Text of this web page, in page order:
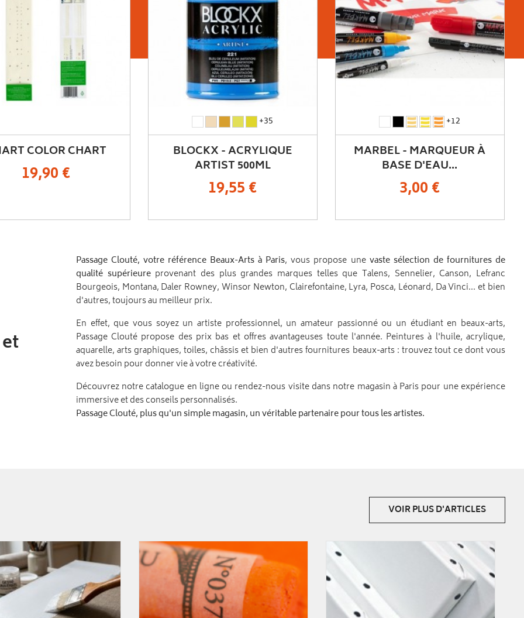
BLOCKX
500ml
Blanc
Titane
BLOCKX
500ml
Ivoire
(65015BXC_1)
BLOCKX
500ml
Jaune
de
Chome
BLOCKX
500ml
Jaune
Blockx
(65716BXC_1)
BLOCKX
500ml
Jaune
Primaire
(65717BXC_1)
- ACRYLIQUE
ARTIST 500ML
19,55 €
BlancNoirPop
Corn
Jaune
Soleil
Mangue
+12
MARBEL - MARQUEUR À
BASE D'EAU...
3,00 €
blanc
de
titane
(
campus
perle
iridescent
campus
)
vieil
or
(
campus
)
or
iridescent
(
campus
)
bronze
irididescent
(
campus
)
+51
ACRYLIQUE CAMPUS
500ML
9,95 €
Passage Clouté, votre référence Beaux-Arts à Paris, vous propose une vaste sélection de fournitures de
qualité supérieureprovenant des plus grandes marques telles que Talens, Sennelier, Canson, Lefranc
Bourgeois, Montana, Daler Rowney, Winsor Newton, Clairefontaine, Lyra, Posca, Léonard, Da Vinci... et bien
d'autres, toujours au meilleur prix.
En effet, que vous soyez un artiste professionnel, un amateur passionné ou un étudiant en beaux-arts,
Passage Clouté propose des prix bas et offres avantageuses toute l'année. Peintures à l'huile, acrylique,
aquarelle, arts graphiques, toiles, châssis et bien d'autres fournitures beaux-arts : trouvez tout ce dont vous
avez besoin pour donner vie à votre créativité.
Découvrez notre catalogue en ligne ou rendez-nous visite dans notre magasin à Paris pour une expérience
immersive et des conseils personnalisés.
Passage Clouté, plus qu'un simple magasin, un véritable partenaire pour tous les artistes.
VOIR PLUS D'ARTICLES